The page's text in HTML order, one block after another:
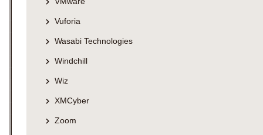
Vuforia
Wasabi Technologies
Windchill
Wiz
XMCyber
Zoom